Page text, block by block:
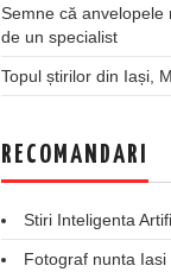
Semne că anvelopele
de un specialist
Topul știrilor din Iași,
RECOMANDARI
Stiri Inteligenta
Fotograf nunta Iasi